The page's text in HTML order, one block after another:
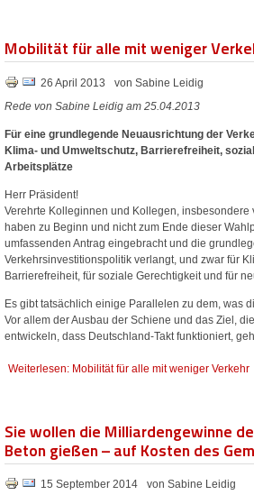
Mobilität für alle mit weniger
26 April 2013
von Sabine Leidig
Rede von Sabine Leidig am 25.04.2013
Für eine grundlegende Neuausrichtung der
Klima- und Umweltschutz, Barrierefreiheit,
Arbeitsplätze
Herr Präsident!
Verehrte Kolleginnen und Kollegen, insbesondere
haben zu Beginn und nicht zum Ende dieser
umfassenden Antrag eingebracht und die
Verkehrsinvestitionspolitik verlangt, und zwar für
Barrierefreiheit, für soziale Gerechtigkeit und für
Es gibt tatsächlich einige Parallelen zu dem, was
Vor allem der Ausbau der Schiene und das Ziel,
entwickeln, dass Deutschland-Takt funktioniert,
Weiterlesen: Mobilität für alle mit weniger Verkehr
Sie wollen die Milliardengewinne
Beton gießen – auf Kosten des
15 September 2014
von Sabine Leidig